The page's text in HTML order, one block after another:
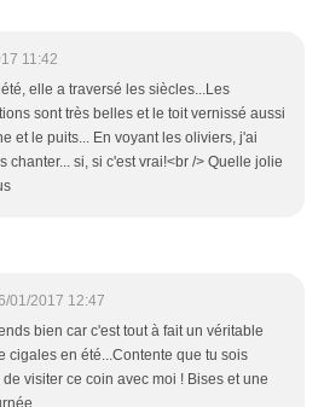
11:42
elle a traversé les siècles...Les
sont très belles et le toit vernissé aussi
et le puits... En voyant les oliviers, j'ai
chanter... si, si c'est vrai!<br /> Quelle jolie
01/2017 12:47
bien car c'est tout à fait un véritable
cigales en été...Contente que tu sois
de visiter ce coin avec moi ! Bises et une